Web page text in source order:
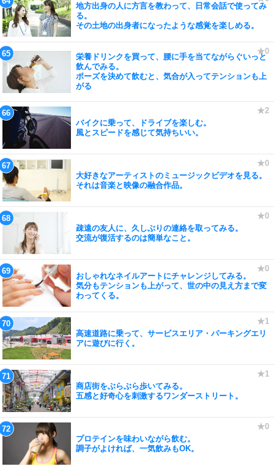
地方出身の人に方言を教わって、日常会話で使ってみ
る。
その土地の出身者になったような感覚を楽しめる。
栄養ドリンクを買って、腰に手を当てながらぐいっと
飲んでみる。
ポーズを決めて飲むと、気合が入ってテンションも上
がる
バイクに乗って、ドライブを楽しむ。
風とスピードを感じて気持ちいい。
大好きなアーティストのミュージックビデオを見る。
それは音楽と映像の融合作品。
疎遠の友人に、久しぶりの連絡を取ってみる。
交流が復活するのは簡単なこと。
おしゃれなネイルアートにチャレンジしてみる。
気分もテンションも上がって、世の中の見え方まで変
わってくる。
高速道路に乗って、サービスエリア・パーキングエリ
アに遊びに行く。
商店街をぶらぶら歩いてみる。
五感と好奇心を刺激するワンダーストリート。
プロテインを味わいながら飲む。
調子がよければ、一気飲みもOK。